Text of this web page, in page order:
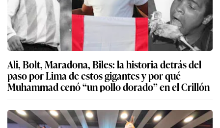
Ali, Bolt, Maradona, Biles: la historia detrás del
paso por Lima de estos gigantes y por qué
Muhammad cenó “un pollo dorado” en el Crillón